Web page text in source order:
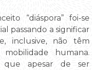
“diáspora” foi-se
passando a significar
inclusive, não têm
humana.
que apesar de ser